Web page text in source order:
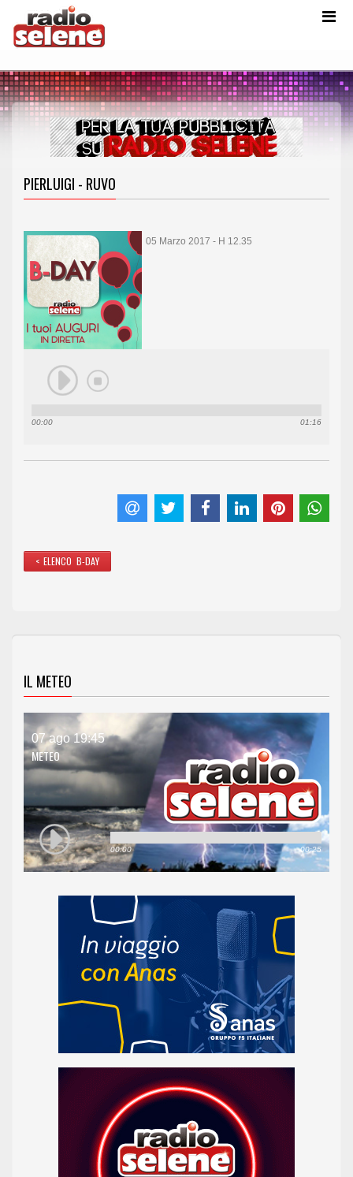
PIERLUIGI - RUVO
00:00 01:16
05 Marzo 2017 - H 12.35
< ELENCO B-DAY
IL METEO
07 ago 19:45
METEO
00:00 00:25